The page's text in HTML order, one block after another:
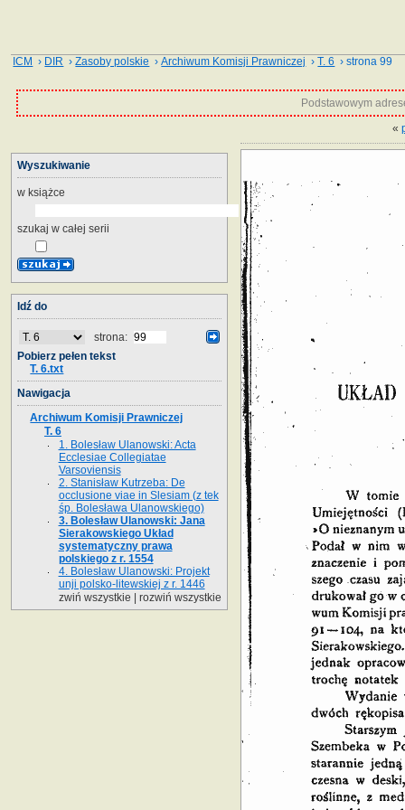
ICM › DIR ›Zasoby polskie ›Archiwum Komisji Prawniczej ›T. 6 › strona 99
Podstawowym
«
Wyszukiwanie
w książce
szukaj w całej serii
Idź do
strona:
Pobierz pełen tekst
T. 6.txt
Nawigacja
Archiwum Komisji Prawniczej
T. 6
1. Bolesław Ulanowski: Acta
Ecclesiae Collegiatae
Varsoviensis
2. Stanisław Kutrzeba: De
occlusione viae in Slesiam (z tek
śp. Bolesława Ulanowskiego)
3. Bolesław Ulanowski: Jana
Sierakowskiego Układ
systematyczny prawa
polskiego z r. 1554
4. Bolesław Ulanowski: Projekt
unji polsko-litewskiej z r. 1446
zwiń wszystkie
rozwiń wszystkie